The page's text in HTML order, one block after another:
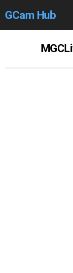
GCam Hub